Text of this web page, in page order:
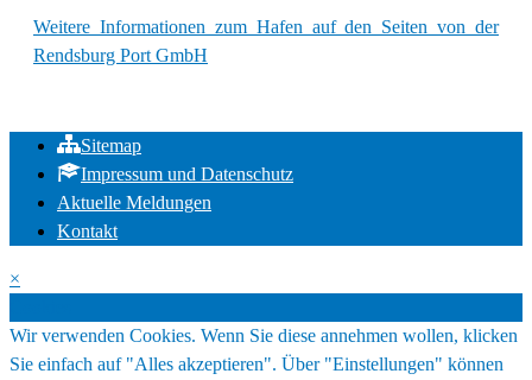
Weitere Informationen zum Hafen auf den Seiten von der
Rendsburg Port GmbH
Sitemap
Impressum und Datenschutz
Aktuelle Meldungen
Kontakt
×
Wir verwenden Cookies. Wenn Sie diese annehmen wollen, klicken
Sie einfach auf "Alles akzeptieren". Über "Einstellungen" können